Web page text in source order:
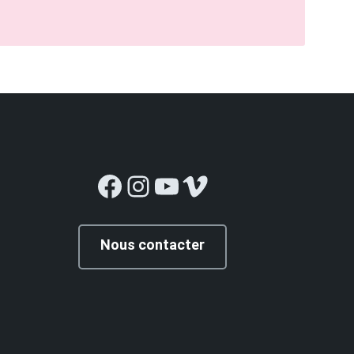
Facebook
Instagram
YouTube
Vimeo
Nous contacter